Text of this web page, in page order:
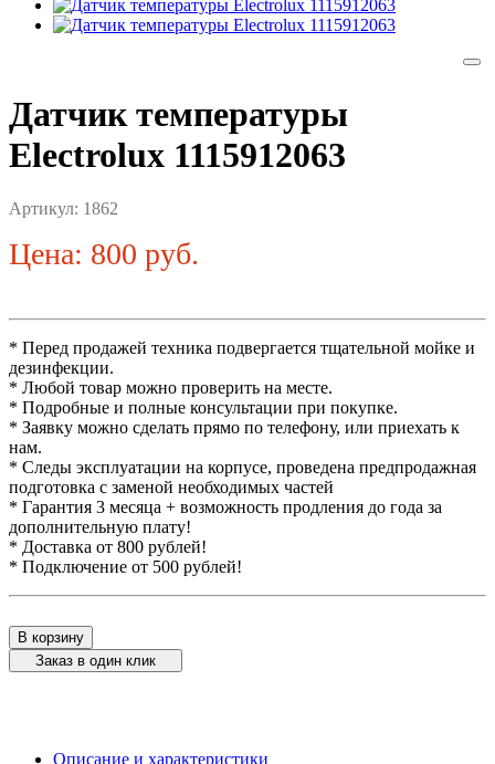
Датчик температуры
Electrolux 1115912063
Артикул: 1862
Цена: 800 руб.
* Перед продажей техника подвергается тщательной мойке и
дезинфекции.
* Любой товар можно проверить на месте.
* Подробные и полные консультации при покупке.
* Заявку можно сделать прямо по телефону, или приехать к
нам.
* Следы эксплуатации на корпусе, проведена предпродажная
подготовка с заменой необходимых частей
* Гарантия 3 месяца + возможность продления до года за
дополнительную плату!
* Доставка от 800 рублей!
* Подключение от 500 рублей!
В корзину
Заказ в один клик
Описание и характеристики